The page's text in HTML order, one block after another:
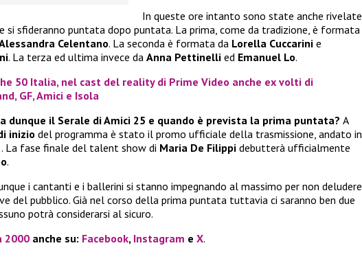
In queste ore intanto sono state anche rivelate
si sfideranno puntata dopo puntata. La prima, come da tradizione, è formata
Celentano. La seconda è formata da Lorella Cuccarini e
. La terza ed ultima invece da Anna Pettinelli ed Emanuel Lo.
50 Italia, nel cast del reality di Prime Video anche ex volti di
GF, Amici e Isola
dunque il Serale di Amici 25 e quando è prevista la prima puntata? A
inizio del programma è stato il promo ufficiale della trasmissione, andato in
La fase finale del talent show di Maria De Filippi debutterà ufficialmente
.
i cantanti e i ballerini si stanno impegnando al massimo per non deludere
del pubblico. Già nel corso della prima puntata tuttavia ci saranno ben due
potrà considerarsi al sicuro.
2000 anche su: Facebook, Instagram e X.